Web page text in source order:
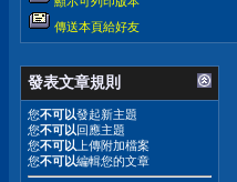
傳送本頁給好友
發表文章規則
您不可以發起新主題
您不可以回應主題
您不可以 上傳附加檔案
您不可以編輯您的文章